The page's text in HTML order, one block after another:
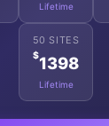
Lifetime
50 SITES
$1398
Lifetime